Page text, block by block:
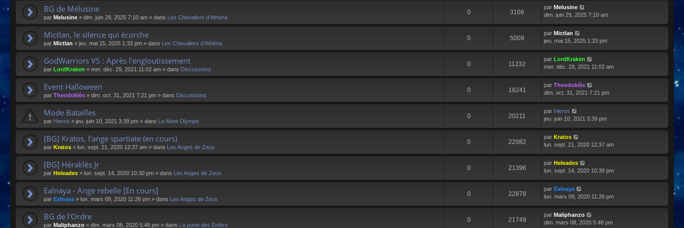
BG de Mélusine
par Melusine » dim. juin 29, 2025 7:10 am » dans Les Chevaliers d'Athéna
0 3106
par Melusine
dim. juin 29, 2025 7:10 am
Mictlan, le silence qui écorche
par Mictlan » jeu. mai 15, 2025 1:33 pm » dans Les Chevaliers d'Athéna
0 5009
par Mictlan
jeu. mai 15, 2025 1:33 pm
GodWarriors V5 : Après l'engloutissement
par LordKraken » mer. déc. 29, 2021 11:02 am » dans Discussions
0 11232
par LordKraken
mer. déc. 29, 2021 11:02 am
Event Halloween
par Theodoklès » dim. oct. 31, 2021 7:21 pm » dans Discussions
0 18241
par Theodoklès
dim. oct. 31, 2021 7:21 pm
Mode Batailles
par Hieros » jeu. juin 10, 2021 3:39 pm » dans Le Mont Olympe
0 20211
par Hieros
jeu. juin 10, 2021 3:39 pm
[BG] Kratos, l'ange spartiate (en cours)
par Kratos » lun. sept. 21, 2020 12:37 am » dans Les Anges de Zeus
0 22082
par Kratos
lun. sept. 21, 2020 12:37 am
[BG] Héraklès Jr
par Heleades » lun. sept. 14, 2020 10:30 pm » dans Les Anges de Zeus
0 21396
par Heleades
lun. sept. 14, 2020 10:30 pm
Ealnaya - Ange rebelle [En cours]
par Ealnaya» lun. mars 09, 2020 11:26 pm » dans Les Anges de Zeus
0 22878
par Ealnaya
lun. mars 09, 2020 11:26 pm
BG de l'Ordre
par Maliphanzo » dim. mars 08, 2020 5:48 pm » dans La porte des Enfers
0 21749
par Maliphanzo
dim. mars 08, 2020 5:48 pm